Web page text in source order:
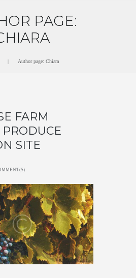
PAGE:
Author page: Chiara
FARM
SITE